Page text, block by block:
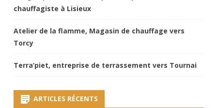
chauffagiste à Lisieux
Atelier de la flamme, Magasin de chauffage vers
Torcy
Terra’piet, entreprise de terrassement vers Tournai
ARTICLES RÉCENTS